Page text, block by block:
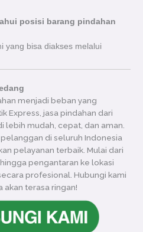
posisi barang pindahan
yang bisa diakses melalui
menjadi beban yang
Express, jasa pindahan dari
lebih mudah, cepat, dan aman.
di seluruh Indonesia
pelayanan terbaik. Mulai dari
pengantaran ke lokasi
profesional. Hubungi kami
akan terasa ringan!